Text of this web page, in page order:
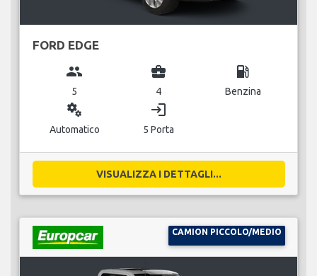
FORD EDGE
group
5
business_center
4
local_gas_station
Benzina
miscellaneous_services
Automatico
login
5 Porta
VISUALIZZA I DETTAGLI...
CAMION PICCOLO/MEDIO